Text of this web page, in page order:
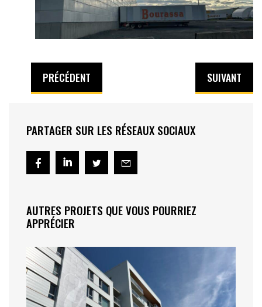
PARTAGER SUR LES RÉSEAUX SOCIAUX
AUTRES PROJETS QUE VOUS POURRIEZ
APPRÉCIER
PRÉCÉDENT SUIVANT